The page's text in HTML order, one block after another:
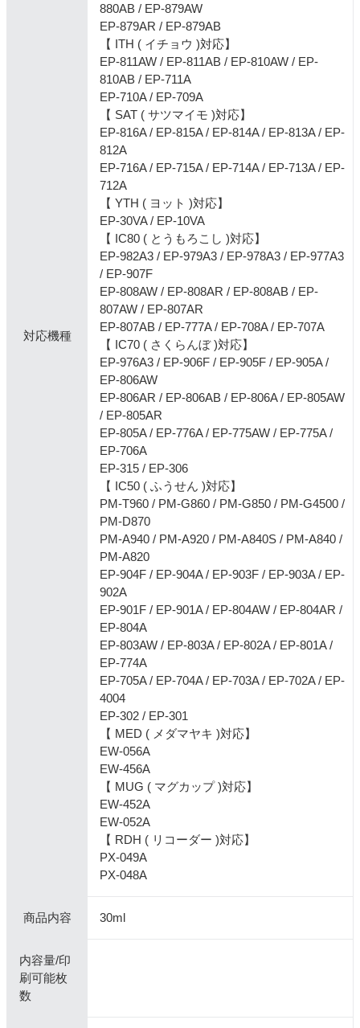
対応機種
880AB / EP-879AW
EP-879AR / EP-879AB
【 ITH ( イチョウ )対応】
EP-811AW / EP-811AB / EP-810AW / EP-
810AB / EP-711A
EP-710A / EP-709A
【 SAT ( サツマイモ )対応】
EP-816A / EP-815A / EP-814A / EP-813A / EP-
812A
EP-716A / EP-715A / EP-714A / EP-713A / EP-
712A
【 YTH ( ヨット )対応】
EP-30VA / EP-10VA
【 IC80 ( とうもろこし )対応】
EP-982A3 / EP-979A3 / EP-978A3 / EP-977A3
/ EP-907F
EP-808AW / EP-808AR / EP-808AB / EP-
807AW / EP-807AR
EP-807AB / EP-777A / EP-708A / EP-707A
【 IC70 ( さくらんぼ )対応】
EP-976A3 / EP-906F / EP-905F / EP-905A /
EP-806AW
EP-806AR / EP-806AB / EP-806A / EP-805AW
/ EP-805AR
EP-805A / EP-776A / EP-775AW / EP-775A /
EP-706A
EP-315 / EP-306
【 IC50 ( ふうせん )対応】
PM-T960 / PM-G860 / PM-G850 / PM-G4500 /
PM-D870
PM-A940 / PM-A920 / PM-A840S / PM-A840 /
PM-A820
EP-904F / EP-904A / EP-903F / EP-903A / EP-
902A
EP-901F / EP-901A / EP-804AW / EP-804AR /
EP-804A
EP-803AW / EP-803A / EP-802A / EP-801A /
EP-774A
EP-705A / EP-704A / EP-703A / EP-702A / EP-
4004
EP-302 / EP-301
【 MED ( メダマヤキ )対応】
EW-056A
EW-456A
【 MUG ( マグカップ )対応】
EW-452A
EW-052A
【 RDH ( リコーダー )対応】
PX-049A
PX-048A
商品内容 30ml
内容量/印
刷可能枚
数